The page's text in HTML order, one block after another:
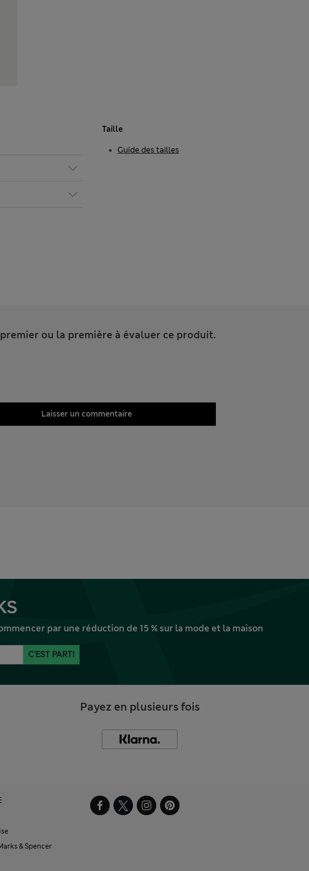
Taille
Guide des tailles
ou la première à évaluer ce produit.
Laisser un commentaire
par une réduction de 15 % sur la mode et la maison
C'EST PARTI
Payez en plusieurs fois
& Spencer